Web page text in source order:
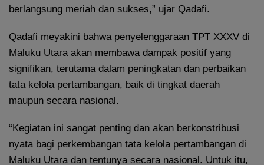
berlangsung meriah dan sukses,” ujar Qadafi.
Qadafi meyakini bahwa penyelenggaraan TPT XXXV di
Maluku Utara akan membawa dampak positif yang
signifikan, terutama dalam peningkatan dan perbaikan
tata kelola pertambangan, baik di tingkat daerah
maupun secara nasional.
“Kegiatan ini sangat penting dan akan berkonstribusi
nyata bagi perkembangan tata kelola pertambangan di
Maluku Utara dan tentunya secara nasional. Untuk itu,